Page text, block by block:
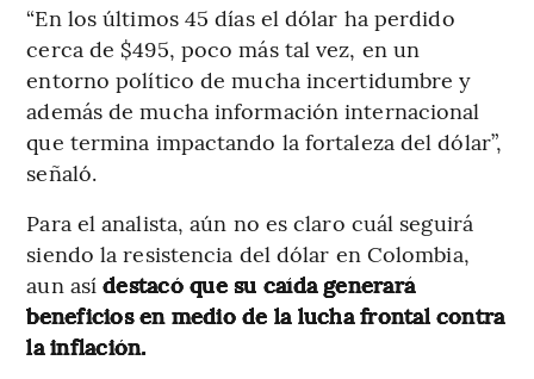
“En los últimos 45 días el dólar ha perdido
cerca de $495, poco más tal vez, en un
entorno político de mucha incertidumbre y
además de mucha información internacional
que termina impactando la fortaleza del dólar”,
señaló.
Para el analista, aún no es claro cuál seguirá
siendo la resistencia del dólar en Colombia,
aun asídestacó que su caída generará
beneficios en medio de la lucha frontal contra
la inflación.